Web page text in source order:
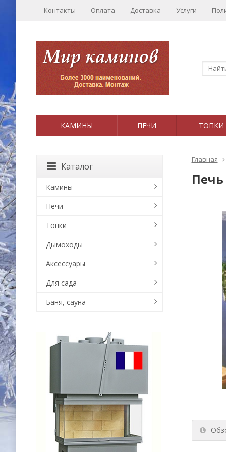
Контакты Оплата Доставка Услуги
КАМИНЫ ПЕЧИ ТОПКИ
Главная
Каталог
Камины
Печи
Топки
Дымоходы
Аксессуары
Для сада
Баня, сауна